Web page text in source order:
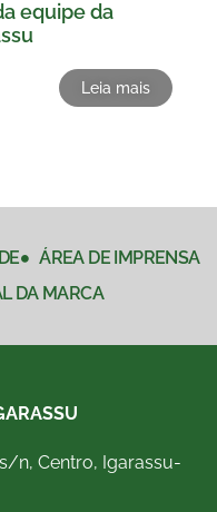
equipe da
Leia mais
ÁREA DE IMPRENSA
DA MARCA
n, Centro, Igarassu-